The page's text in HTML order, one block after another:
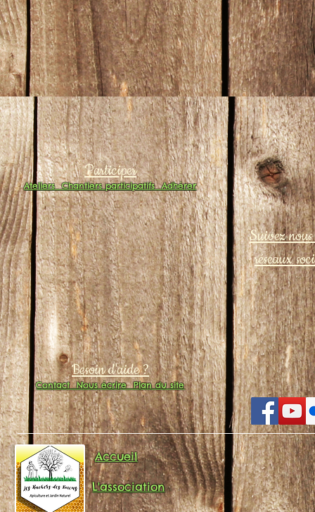
Participer
AteliersChantiers participatifsAdhérer
Suivez
réseaux
Besoin d'aide ?
ContactNous écrirePlan du site
Accueil
L'association